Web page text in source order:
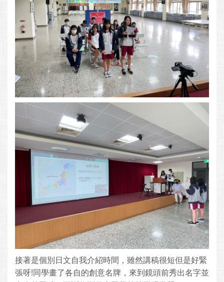
接著是個別日文自我介紹時間，雖然講稿很短但是好緊
張呀!同學畫了各自的創意名牌，來到鏡頭前秀出名字並